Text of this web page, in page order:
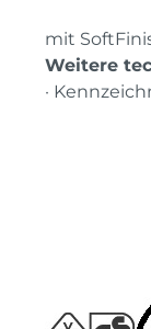
mit
Weitere
·